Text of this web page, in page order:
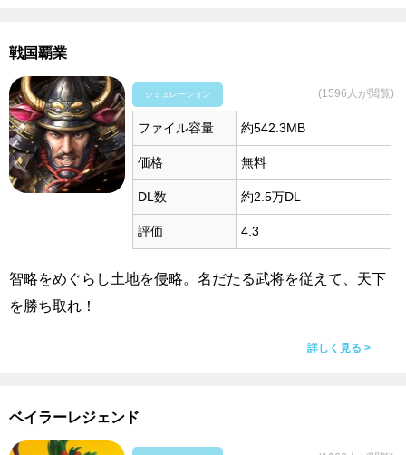
戦国覇業
シミュレーション (1596人が閲覧)
ファイル容量 約542.3MB
価格 無料
DL数 約2.5万DL
評価 4.3
智略をめぐらし土地を侵略。名だたる武将を従えて、天下
を勝ち取れ！
詳しく見る >
ベイラーレジェンド